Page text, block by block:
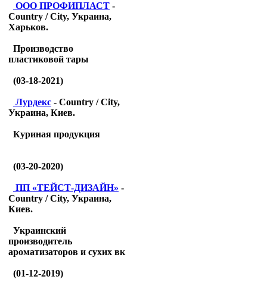
ООО ПРОФИПЛАСТ -
Country / City, Украина,
Харьков.
Производство
пластиковой тары
(03-18-2021)
Лурдекс - Country / City,
Украина, Киев.
Куриная продукция
(03-20-2020)
ПП «ТЕЙСТ-ДИЗАЙН» -
Country / City, Украина,
Киев.
Украинский
производитель
ароматизаторов и сухих вк
(01-12-2019)